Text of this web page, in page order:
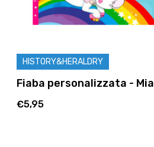
HISTORY&HERALDRY
Fiaba personalizzata - Mia
€5,95